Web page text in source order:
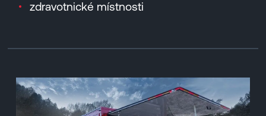
zdravotnické místnosti